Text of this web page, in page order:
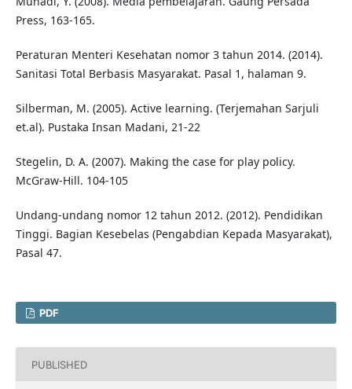
Press, 163-165.
Peraturan Menteri Kesehatan nomor 3 tahun 2014. (2014).
Sanitasi Total Berbasis Masyarakat. Pasal 1, halaman 9.
Silberman, M. (2005). Active learning. (Terjemahan Sarjuli
et.al). Pustaka Insan Madani, 21-22
Stegelin, D. A. (2007). Making the case for play policy.
McGraw-Hill. 104-105
Undang-undang nomor 12 tahun 2012. (2012). Pendidikan
Tinggi. Bagian Kesebelas (Pengabdian Kepada Masyarakat),
Pasal 47.
PDF
PUBLISHED